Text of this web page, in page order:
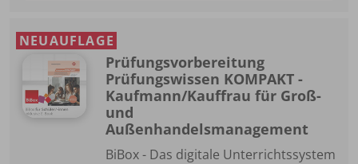
NEUAUFLAGE
Prüfungsvorbereitung
Prüfungswissen KOMPAKT -
Kaufmann/Kauffrau für Groß-
und
Außenhandelsmanagement
BiBox - Das digitale Unterrichtssystem